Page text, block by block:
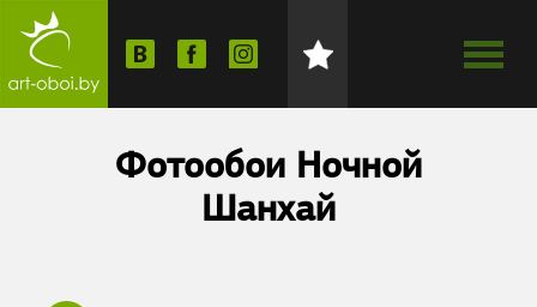
Фотообои Ночной
Шанхай